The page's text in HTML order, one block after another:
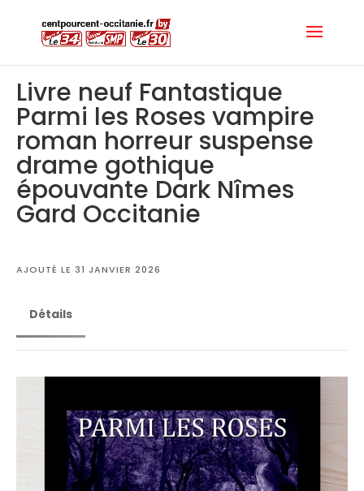
Livre neuf Fantastique
Parmi les Roses vampire
roman horreur suspense
drame gothique
épouvante Dark Nîmes
Gard Occitanie
AJOUTÉ LE 31 JANVIER 2026
Détails